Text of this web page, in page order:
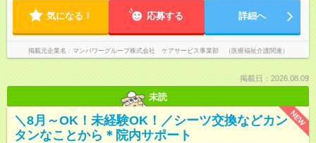
気になる！ 応募する 詳細へ
掲載元企業名 マンパワーグループ株式会社 ケアサービス事業部 （医療福祉介護関連）
掲載日：2026.08.09
未読
NEW
＼8月～OK！未経験OK！／シーツ交換などカン
タンなことから＊院内サポート